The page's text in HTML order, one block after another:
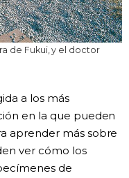
de Fukui, y el doctor
a los más
en la que pueden
aprender más sobre
ver cómo los
de